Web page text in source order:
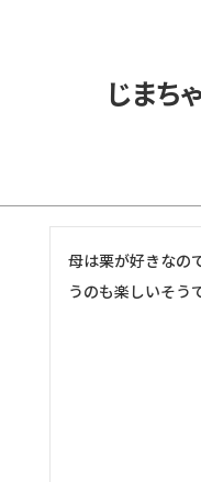
じまち
母は栗が好きなの
うのも楽しいそう